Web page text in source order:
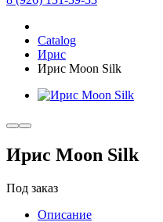
Catalog
Ирис
Ирис Moon Silk
Ирис Moon Silk
Под заказ
Описание